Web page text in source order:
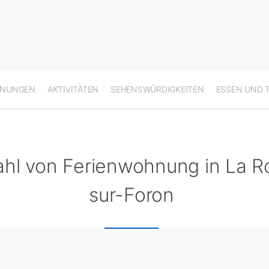
AKTIVITÄTEN SEHENSWÜRDIGKEITEN ESSEN UND
von Ferienwohnung in La
sur-Foron